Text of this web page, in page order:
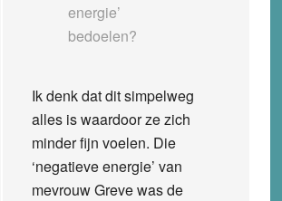
energie’
bedoelen?
Ik denk dat dit simpelweg
alles is waardoor ze zich
minder fijn voelen. Die
‘negatieve energie’ van
mevrouw Greve was de